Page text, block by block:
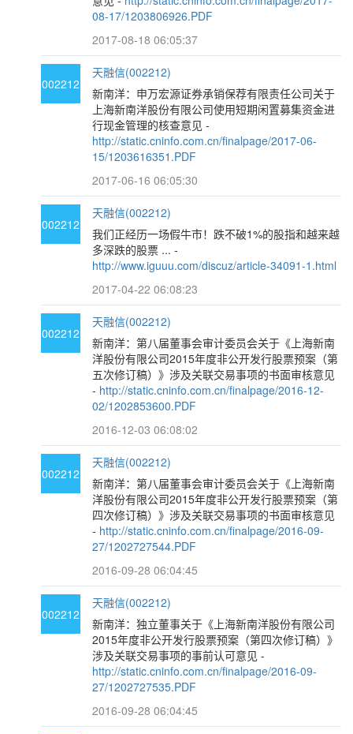
08-17/1203806926.PDF
2017-08-18 06:05:37
002212
天融信(002212)
新南洋：申万宏源证券承销保荐有限责任公司关于
上海新南洋股份有限公司使用短期闲置募集资金进
行现金管理的核查意见 -
http://static.cninfo.com.cn/finalpage/2017-06-
15/1203616351.PDF
2017-06-16 06:05:30
002212
天融信(002212)
我们正经历一场假牛市！跌不破1%的股指和越来越
多深跌的股票 ... -
http://www.iguuu.com/discuz/article-34091-1.html
2017-04-22 06:08:23
002212
天融信(002212)
新南洋：第八届董事会审计委员会关于《上海新南
洋股份有限公司2015年度非公开发行股票预案（第
五次修订稿）》涉及关联交易事项的书面审核意见
- http://static.cninfo.com.cn/finalpage/2016-12-
02/1202853600.PDF
2016-12-03 06:08:02
002212
天融信(002212)
新南洋：第八届董事会审计委员会关于《上海新南
洋股份有限公司2015年度非公开发行股票预案（第
四次修订稿）》涉及关联交易事项的书面审核意见
- http://static.cninfo.com.cn/finalpage/2016-09-
27/1202727544.PDF
2016-09-28 06:04:45
002212
天融信(002212)
新南洋：独立董事关于《上海新南洋股份有限公司
2015年度非公开发行股票预案（第四次修订稿）》
涉及关联交易事项的事前认可意见 -
http://static.cninfo.com.cn/finalpage/2016-09-
27/1202727535.PDF
2016-09-28 06:04:45